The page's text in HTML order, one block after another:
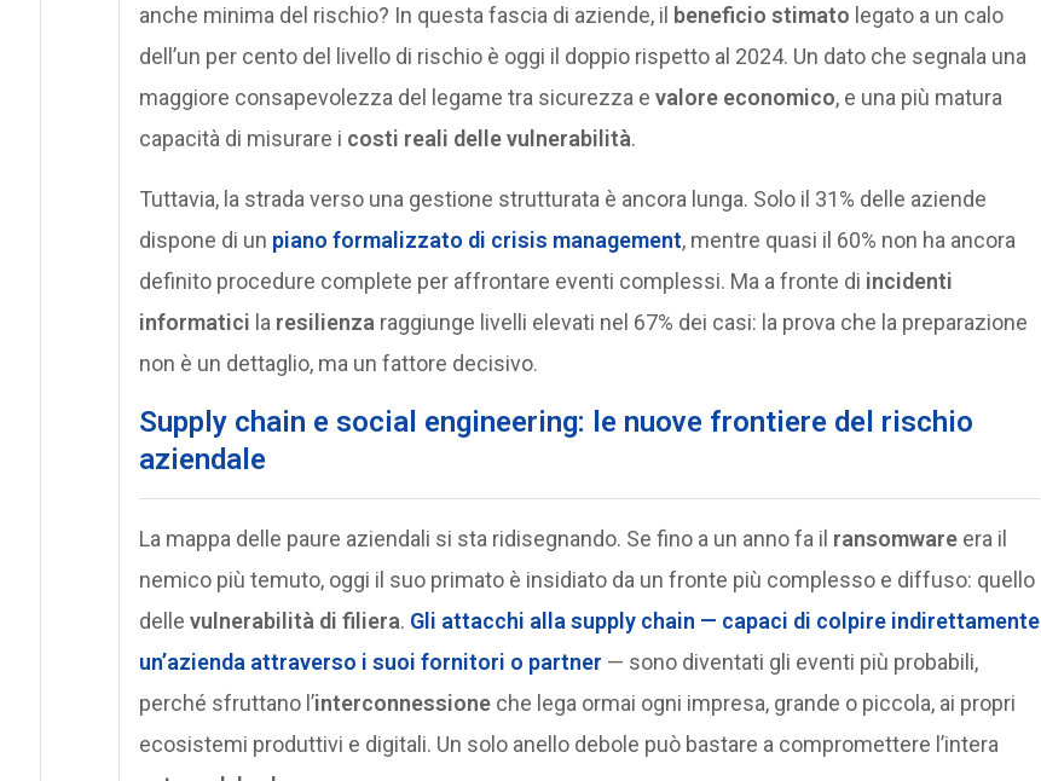
anche minima del rischio? In questa fascia di aziende, il beneficio stimato legato a un calo
dell’un per cento del livello di rischio è oggi il doppio rispetto al 2024. Un dato che segnala una
maggiore consapevolezza del legame tra sicurezza e valore economico, e una più matura
capacità di misurare i costi reali delle vulnerabilità.
Tuttavia, la strada verso una gestione strutturata è ancora lunga. Solo il 31% delle aziende
dispone di un piano formalizzato di crisis management, mentre quasi il 60% non ha ancora
definito procedure complete per affrontare eventi complessi. Ma a fronte di incidenti
informatici la resilienza raggiunge livelli elevati nel 67% dei casi: la prova che la preparazione
non è un dettaglio, ma un fattore decisivo.
Supply chain e social engineering: le nuove frontiere del rischio
aziendale
La mappa delle paure aziendali si sta ridisegnando. Se fino a un anno fa il ransomwareera il
nemico più temuto, oggi il suo primato è insidiato da un fronte più complesso e diffuso: quello
delle vulnerabilità di filiera. Gli attacchi alla supply chain — capaci di colpire indirettamente
un’azienda attraverso i suoi fornitori o partner — sono diventati gli eventi più probabili,
perché sfruttano l’interconnessioneche lega ormai ogni impresa, grande o piccola, ai propri
ecosistemi produttivi e digitali. Un solo anello debole può bastare a compromettere l’intera